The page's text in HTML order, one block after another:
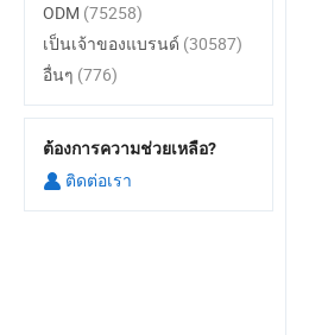
ODM (75258)
เป็นเจ้าของแบรนด์ (30587)
อื่นๆ (776)
ต้องการความช่วยเหลือ?
ติดต่อเรา